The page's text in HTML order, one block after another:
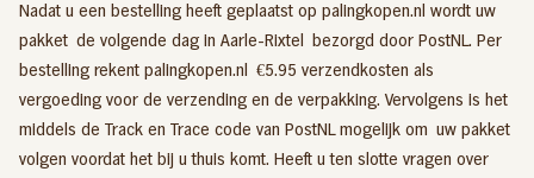
Nadat u een bestelling heeft geplaatst op palingkopen.nl wordt uw
pakket de volgende dag in Aarle-Rixtel bezorgd door PostNL. Per
bestelling rekent palingkopen.nl €5.95 verzendkosten als
vergoeding voor de verzending en de verpakking. Vervolgens is het
middels de Track en Trace code van PostNL mogelijk om uw pakket
volgen voordat het bij u thuis komt. Heeft u ten slotte vragen over